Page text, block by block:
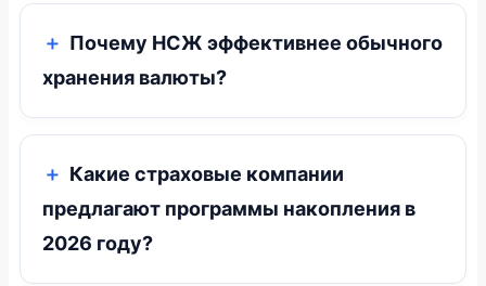
Почему НСЖ эффективнее обычного
хранения валюты?
Какие страховые компании
предлагают программы накопления в
2026 году?